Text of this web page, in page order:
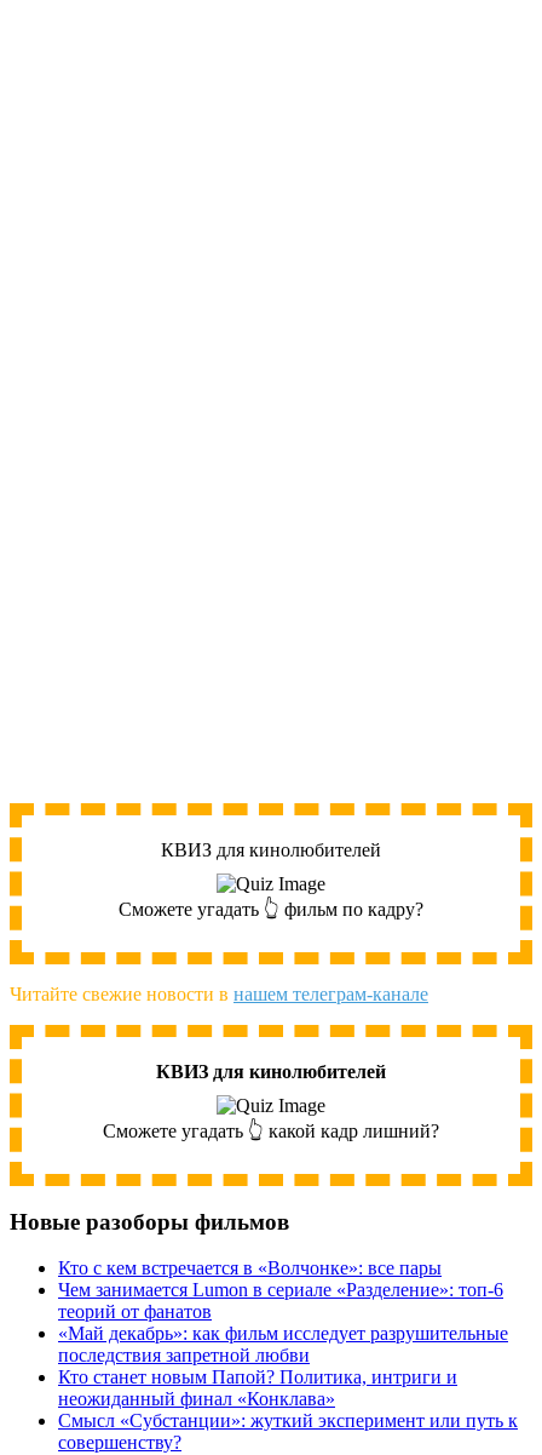
КВИЗ для кинолюбителей
Сможете угадать 👆 фильм по кадру?
Читайте свежие новости в нашем телеграм-канале
КВИЗ для кинолюбителей
Сможете угадать 👆 какой кадр лишний?
Новые разоборы фильмов
Кто с кем встречается в «Волчонке»: все пары
Чем занимается Lumon в сериале «Разделение»: топ-6
теорий от фанатов
«Май декабрь»: как фильм исследует разрушительные
последствия запретной любви
Кто станет новым Папой? Политика, интриги и
неожиданный финал «Конклава»
Cмысл «Субстанции»: жуткий эксперимент или путь к
совершенству?